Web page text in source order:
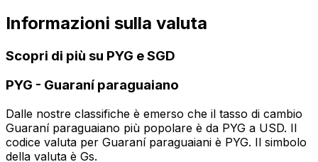
Informazioni sulla valuta
Scopri di più su PYG e SGD
PYG - Guaraní paraguaiano
Dalle nostre classifiche è emerso che il tasso di cambio
Guaraní paraguaiano più popolare è da PYG a USD. Il
codice valuta per Guaraní paraguaiani è PYG. Il simbolo
della valuta è Gs.